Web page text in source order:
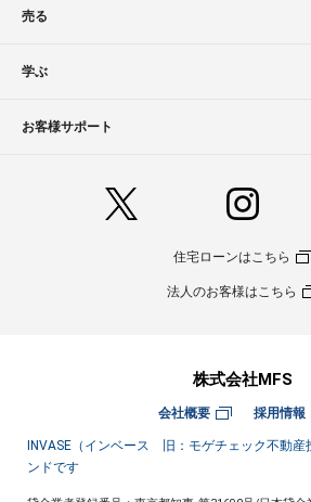
売る
学ぶ
お客様サポート
住宅ローンはこちら
法人のお客様はこちら
株式会社MFS
会社概要 採用情報
INVASE（インベース 旧：モゲチェック不動産
ンドです